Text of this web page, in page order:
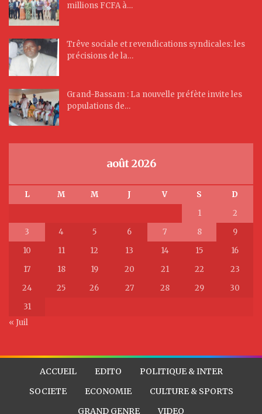
millions FCFA à…
Trêve sociale et revendications syndicales: les
précisions de la…
Grand-Bassam : La nouvelle préfète invite les
populations de…
août 2026
L M M J V S
D
1
2
3
4 5 6 7 8
9
10
11 12 13 14 15
16
17
18 19 20 21 22
23
24
25 26 27 28 29
30
31
« Juil
ACCUEIL EDITO
POLITIQUE & INTER
SOCIETE
ECONOMIE
CULTURE & SPORTS
GRAND GENRE
VIDEO